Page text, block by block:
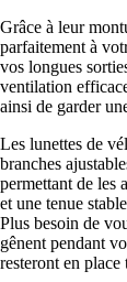
Grâce à leur
parfaitement à
vos longues
ventilation
ainsi de garder
Les lunettes de
branches
permettant de les
et une tenue
Plus besoin de
gênent pendant
resteront en